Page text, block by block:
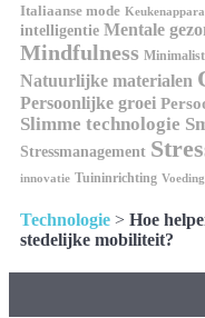
Italiaanse mode
intelligentie Mentale
Mindfulness
Natuurlijke materialen
Persoonlijke groei
Slimme technologie
Stressmanagement
innovatie Tuininrichting
Technologie > Hoe
stedelijke mobiliteit?